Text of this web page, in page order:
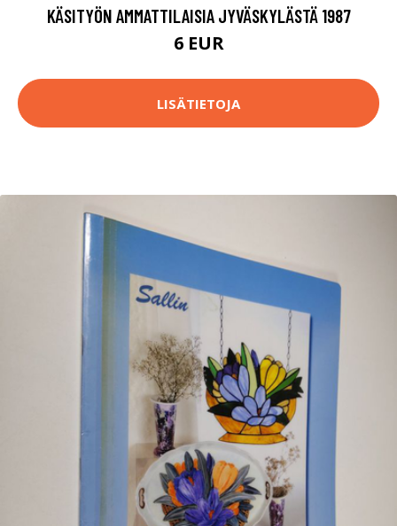
KÄSITYÖN AMMATTILAISIA JYVÄSKYLÄSTÄ 1987
6 EUR
LISÄTIETOJA